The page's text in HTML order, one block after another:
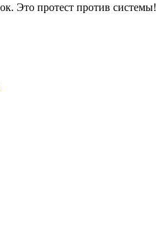
Это протест против системы!